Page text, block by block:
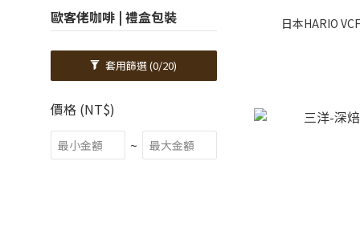
歐客佬咖啡 | 禮盒包裝
套用篩選(0/20)
價格 (NT$)
~
日本HARIO